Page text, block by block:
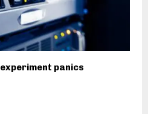
experiment panics